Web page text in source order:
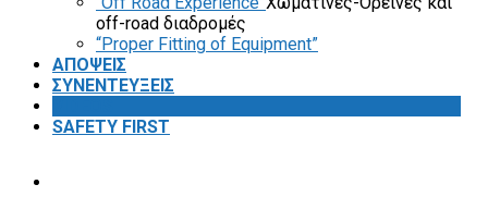
off-road διαδρομές
“Proper Fitting of Equipment”
ΑΠΟΨΕΙΣ
ΣΥΝΕΝΤΕΥΞΕΙΣ
SAFETY FIRST